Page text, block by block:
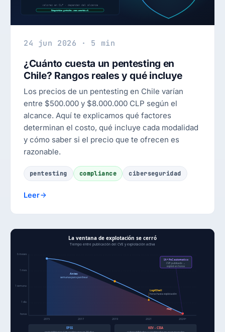
24 jun 2026 · 5 min
¿Cuánto cuesta un pentesting en
Chile? Rangos reales y qué incluye
Los precios de un pentesting en Chile varían
entre $500.000 y $8.000.000 CLP según el
alcance. Aquí te explicamos qué factores
determinan el costo, qué incluye cada modalidad
y cómo saber si el precio que te ofrecen es
razonable.
pentesting compliance ciberseguridad
Leer